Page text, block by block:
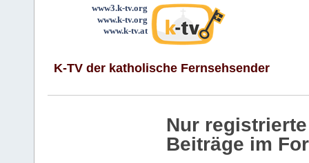
www3.k-tv.org
www.k-tv.org
www.k-tv.at
K-TV der katholische Fernsehsender
Nur
Beiträge im